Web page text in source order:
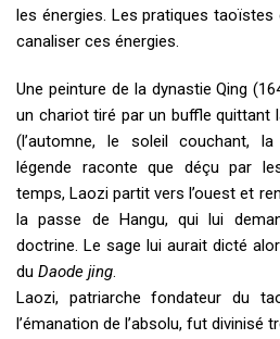
les énergies. Les pratiques
canaliser ces énergies.
Une peinture de la dynastie Qing
un chariot tiré par un buffle quittant
(l’automne, le soleil couchant,
légende raconte que déçu par
temps, Laozi partit vers l’ouest et
la passe de Hangu, qui lui
doctrine. Le sage lui aurait dicté
du Daode jing.
Laozi, patriarche fondateur du
l’émanation de l’absolu, fut divinisé